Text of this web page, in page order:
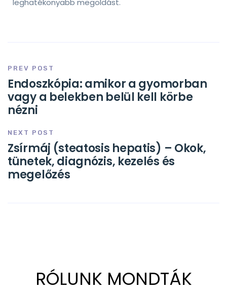
leghatékonyabb megoldást.
PREV POST
Endoszkópia: amikor a gyomorban
vagy a belekben belül kell körbe
nézni
NEXT POST
Zsírmáj (steatosis hepatis) – Okok,
tünetek, diagnózis, kezelés és
megelőzés
RÓLUNK MONDTÁK